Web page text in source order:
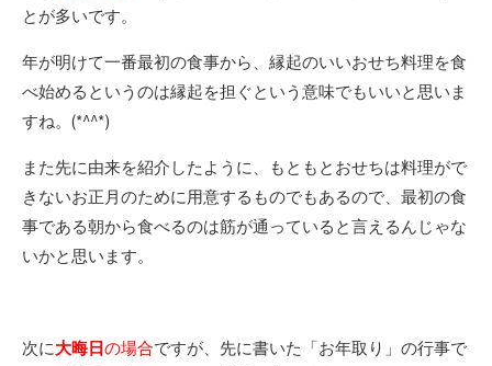
とが多いです。
年が明けて一番最初の食事から、縁起のいいおせち料理を食
べ始めるというのは縁起を担ぐという意味でもいいと思いま
すね。(*^^*)
また先に由来を紹介したように、もともとおせちは料理がで
きないお正月のために用意するものでもあるので、最初の食
事である朝から食べるのは筋が通っていると言えるんじゃな
いかと思います。
次に大晦日の場合ですが、先に書いた「お年取り」の行事で